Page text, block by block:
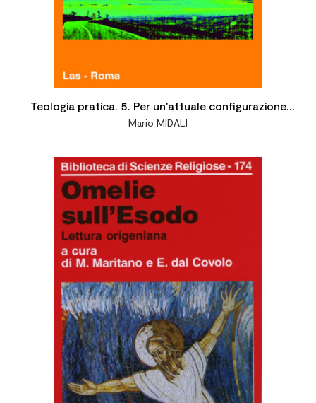
Teologia pratica. 5. Per un'attuale configurazione
scientifica
Mario MIDALI